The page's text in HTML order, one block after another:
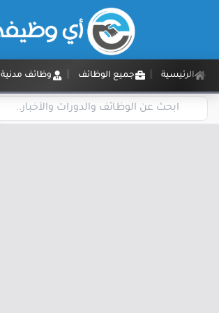
الرئيسية جميع الوظائف وظائف مدنية